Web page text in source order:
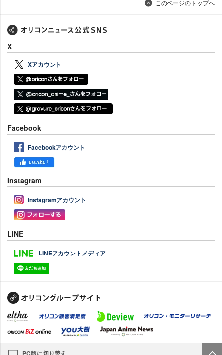
このページのトップへ
X
Xアカウント
Facebook
Facebookアカウント
Instagram
Instagramアカウント
LINE
LINEアカウントメディア
PC版に切り替え